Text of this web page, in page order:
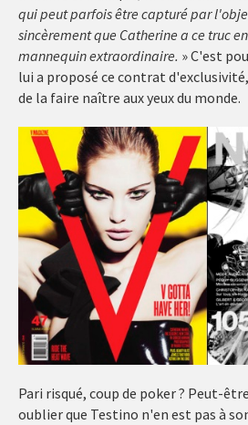
qui peut parfois être capturé par
sincèrement que Catherine a ce truc
mannequin extraordinaire. » C'est
lui a proposé ce contrat
de la faire naître aux yeux du monde.
Pari risqué, coup de poker ? Peut-
oublier que Testino n'en est pas à